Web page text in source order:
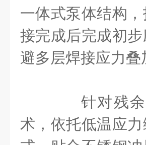
一体式泵体结构
接完成后完成初
避多层焊接应力
针对残余
术，依托低温应